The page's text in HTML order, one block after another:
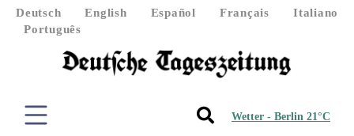
Deutsch English Español Français
Italiano
Português
Wetter - Berlin 21°C